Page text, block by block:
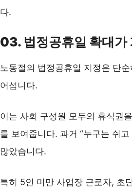
다.
03. 법정공휴일 확대가
노동절의 법정공휴일 지정은 단
어섭니다.
이는 사회 구성원 모두의 휴식권
를 보여줍니다. 과거 “누구는 쉬
많았습니다.
특히 5인 미만 사업장 근로자, 초